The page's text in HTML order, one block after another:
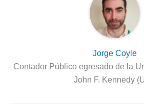
Jorge Coyle
Contador Público egresado de la
John F. Kennedy